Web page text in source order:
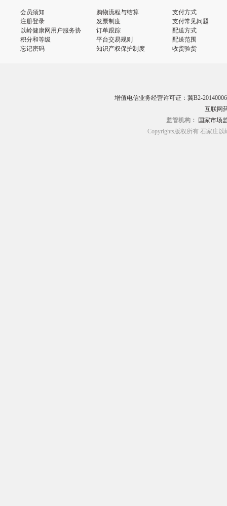
会员须知
注册登录
以岭健康网用户服务协
议
积分和等级
忘记密码
购物流程与结算
发票制度
订单跟踪
平台交易规则
知识产权保护制度
支付方式
支付常见问题
配送方式
配送范围
收货验货
增值电信业务经营许可证：冀B2-20140006
互联网
监管机构：
国家市场
Copyrights版权所有 石家庄